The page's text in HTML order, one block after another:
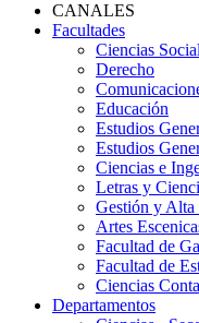
CANALES
Facultades
Ciencias
Derecho
Educación
Estudios
Estudios
Ciencias e
Letras y
Gestión y
Artes
Facultad de
Facultad de
Ciencias
Departamentos